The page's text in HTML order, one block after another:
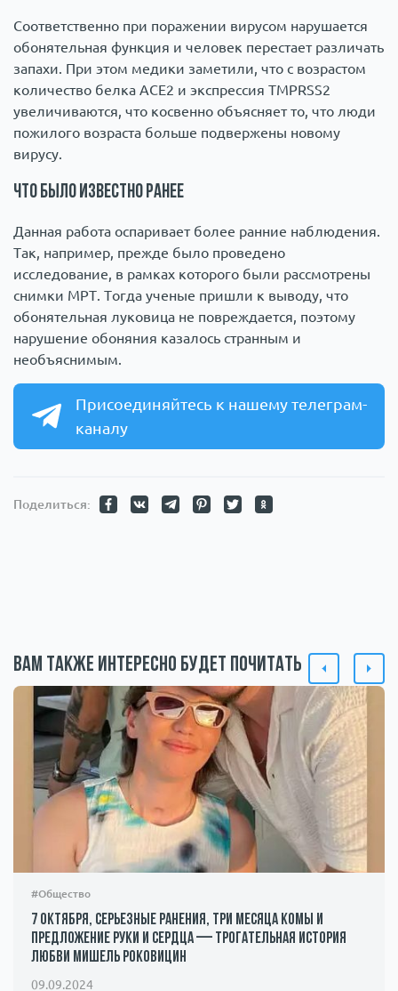
Соответственно при поражении вирусом нарушается
обонятельная функция и человек перестает различать
запахи. При этом медики заметили, что с возрастом
количество белка ACE2 и экспрессия TMPRSS2
увеличиваются, что косвенно объясняет то, что люди
пожилого возраста больше подвержены новому
вирусу.
Что было известно ранее
Данная работа оспаривает более ранние наблюдения.
Так, например, прежде было проведено
исследование, в рамках которого были рассмотрены
снимки МРТ. Тогда ученые пришли к выводу, что
обонятельная луковица не повреждается, поэтому
нарушение обоняния казалось странным и
необъяснимым.
Присоединяйтесь к нашему телеграм-
каналу
Поделиться:
Вам также интересно будет почитать
#Общество
7 октября, серьезные ранения, три месяца комы и
предложение руки и сердца — трогательная история
любви Мишель Роковицин
09.09.2024